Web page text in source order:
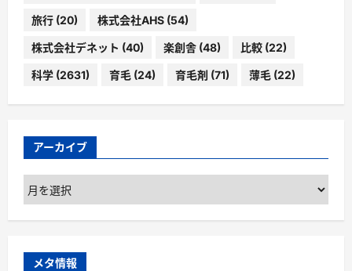
旅行 (20) 株式会社AHS (54)
株式会社デネット (40) 楽創舎 (48) 比較 (22)
科学 (2631) 育毛 (24) 育毛剤 (71) 薄毛 (22)
アーカイブ
ア
ー
カ
ブ
メタ情報